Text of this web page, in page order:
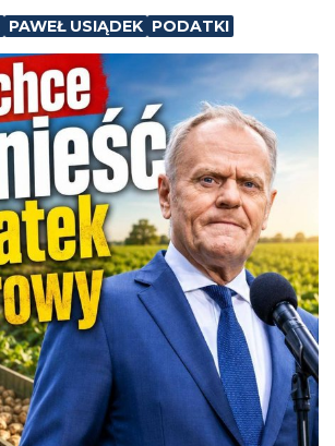
PAWEŁ USIĄDEK PODATKI